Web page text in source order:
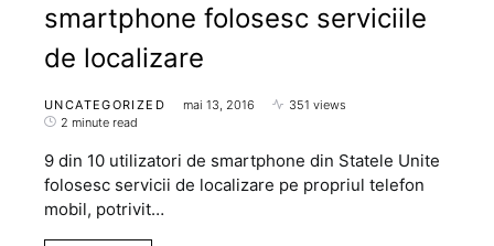
smartphone folosesc serviciile
de localizare
UNCATEGORIZED mai 13, 2016
351 views
2 minute read
9 din 10 utilizatori de smartphone din Statele Unite
folosesc servicii de localizare pe propriul telefon
mobil, potrivit…